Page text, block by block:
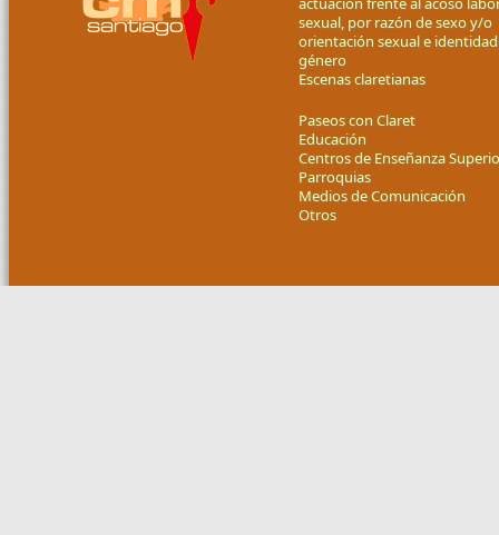
sexual, por razón de sexo y/o
orientación sexual e
género
Escenas claretianas
Paseos con Claret
Educación
Centros de Enseñanza
Parroquias
Medios de Comunicación
Otros